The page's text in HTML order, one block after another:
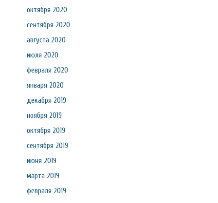
октября 2020
сентября 2020
августа 2020
июля 2020
февраля 2020
января 2020
декабря 2019
ноября 2019
октября 2019
сентября 2019
июня 2019
марта 2019
февраля 2019